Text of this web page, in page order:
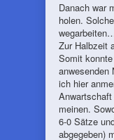
Danach war
holen.
Zur Halbzeit
Somit
anwesenden
ich hier
meinen.
6-0 Sätze
abgegeben)